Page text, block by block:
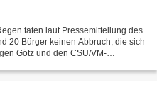
taten laut Pressemitteilung des
20 Bürger keinen Abbruch, die sich
Götz und den CSU/VM-